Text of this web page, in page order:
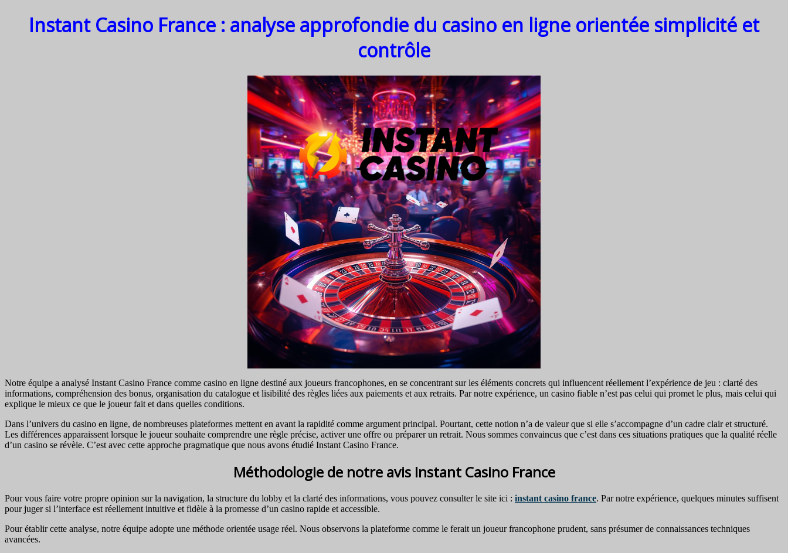
Instant Casino France : analyse approfondie du casino en ligne orientée simplicité et
contrôle
Notre équipe a analysé Instant Casino France comme casino en ligne destiné aux joueurs francophones, en se concentrant sur les éléments concrets qui influencent réellement l’expérience de jeu : clarté des
informations, compréhension des bonus, organisation du catalogue et lisibilité des règles liées aux paiements et aux retraits. Par notre expérience, un casino fiable n’est pas celui qui promet le plus, mais celui qui
explique le mieux ce que le joueur fait et dans quelles conditions.
Dans l’univers du casino en ligne, de nombreuses plateformes mettent en avant la rapidité comme argument principal. Pourtant, cette notion n’a de valeur que si elle s’accompagne d’un cadre clair et structuré.
Les différences apparaissent lorsque le joueur souhaite comprendre une règle précise, activer une offre ou préparer un retrait. Nous sommes convaincus que c’est dans ces situations pratiques que la qualité réelle
d’un casino se révèle. C’est avec cette approche pragmatique que nous avons étudié Instant Casino France.
Méthodologie de notre avis Instant Casino France
Pour vous faire votre propre opinion sur la navigation, la structure du lobby et la clarté des informations, vous pouvez consulter le site ici : instant casino france. Par notre expérience, quelques minutes suffisent
pour juger si l’interface est réellement intuitive et fidèle à la promesse d’un casino rapide et accessible.
Pour établir cette analyse, notre équipe adopte une méthode orientée usage réel. Nous observons la plateforme comme le ferait un joueur francophone prudent, sans présumer de connaissances techniques
avancées.